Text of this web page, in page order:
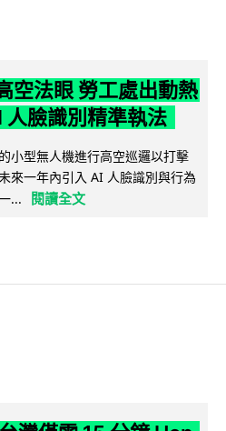
空法眼 勞工處出動熱
人臉識別精準執法
小型無人機進行高空巡邏以打擊
來一年內引入 AI 人臉識別與行為
...
閱讀全文